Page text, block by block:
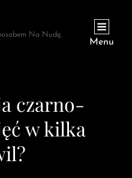
Na Nudę,
Menu
czarno-
w kilka